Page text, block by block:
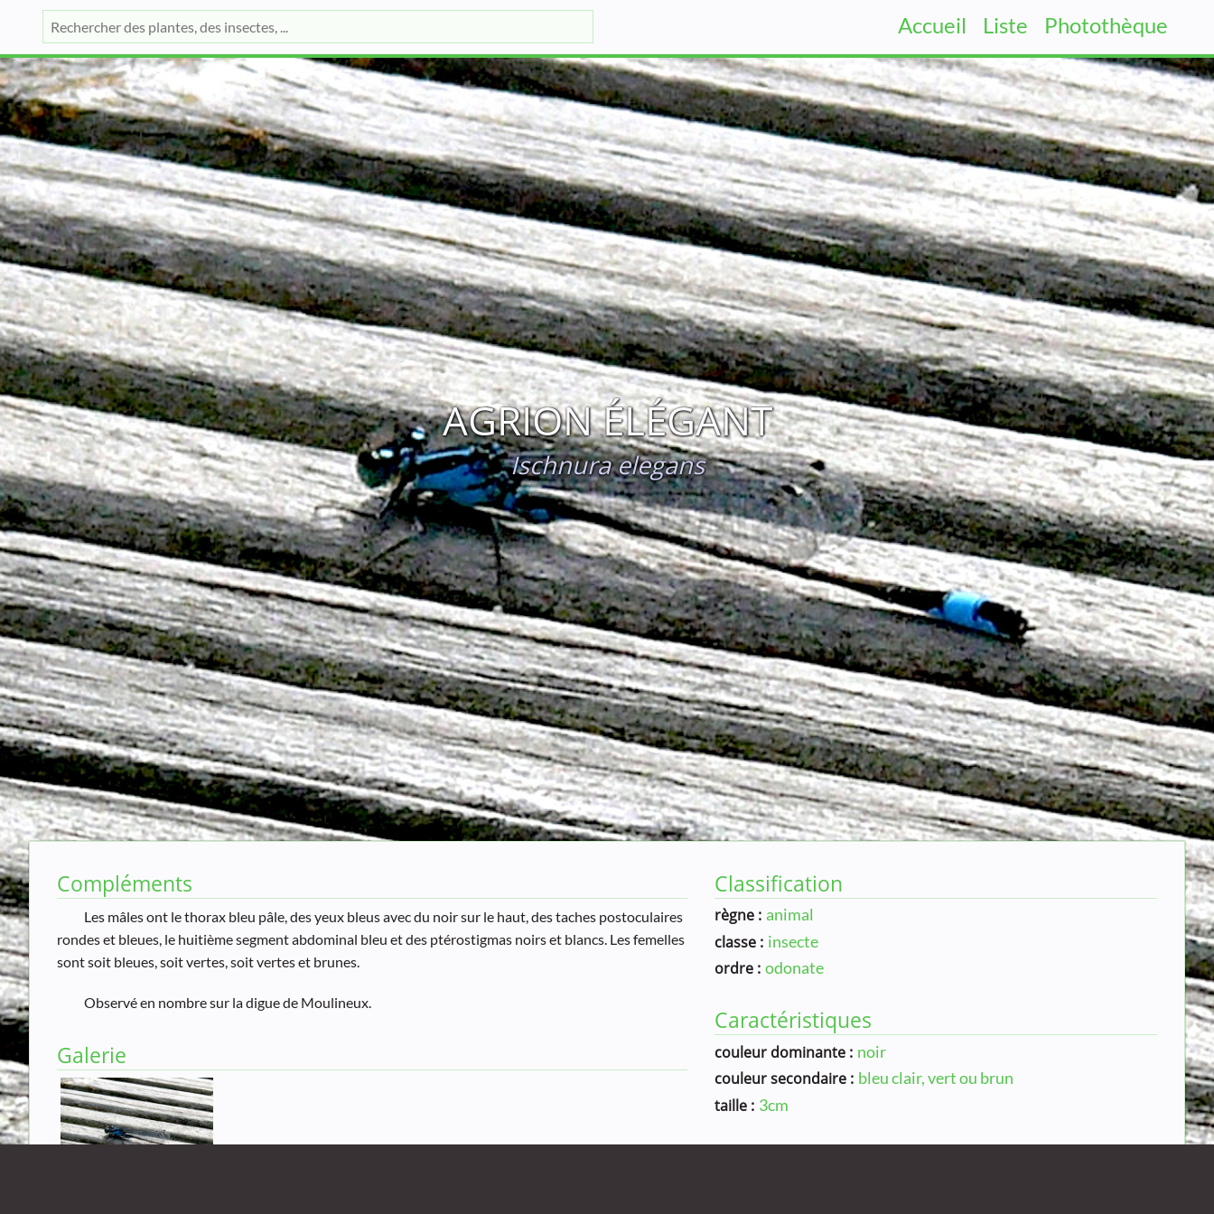
Accueil Liste Photothèque
AGRION ÉLÉGANT
Ischnura elegans
Classification
règne : animal
classe : insecte
ordre : odonate
Caractéristiques
couleur dominante : noir
couleur secondaire : bleu clair, vert ou brun
taille : 3cm
Compléments
Les mâles ont le thorax bleu pâle, des yeux bleus avec du noir sur le haut, des taches postoculaires
rondes et bleues, le huitième segment abdominal bleu et des ptérostigmas noirs et blancs. Les femelles
sont soit bleues, soit vertes, soit vertes et brunes.
Observé en nombre sur la digue de Moulineux.
Galerie